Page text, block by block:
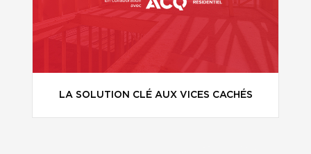
LA SOLUTION CLÉ AUX VICES CACHÉS